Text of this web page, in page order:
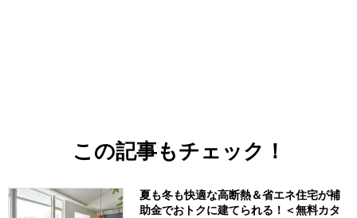
この記事もチェック！
夏も冬も快適な高断熱＆省エネ住宅が補
助金でおトクに建てられる！＜無料カタ